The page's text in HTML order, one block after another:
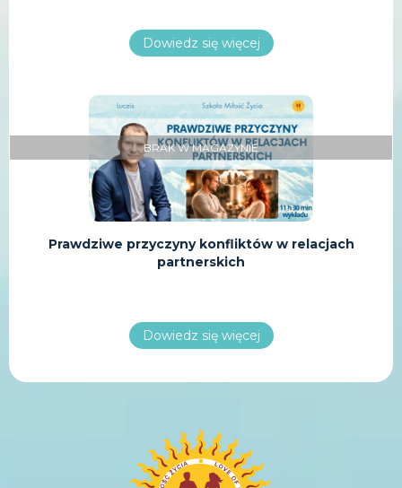
Dowiedz się więcej
Prawdziwe przyczyny konfliktów w relacjach
partnerskich
Dowiedz się więcej
BRAK W MAGAZYNIE